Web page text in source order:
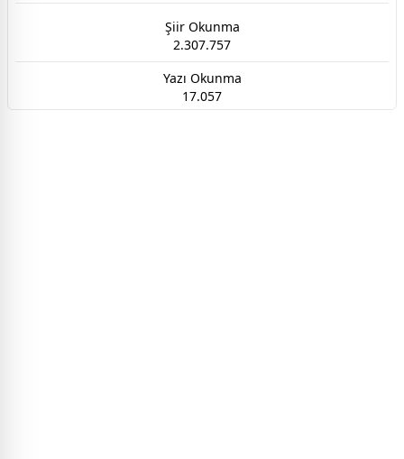
Şiir Okunma
2.307.757
Yazı Okunma
17.057